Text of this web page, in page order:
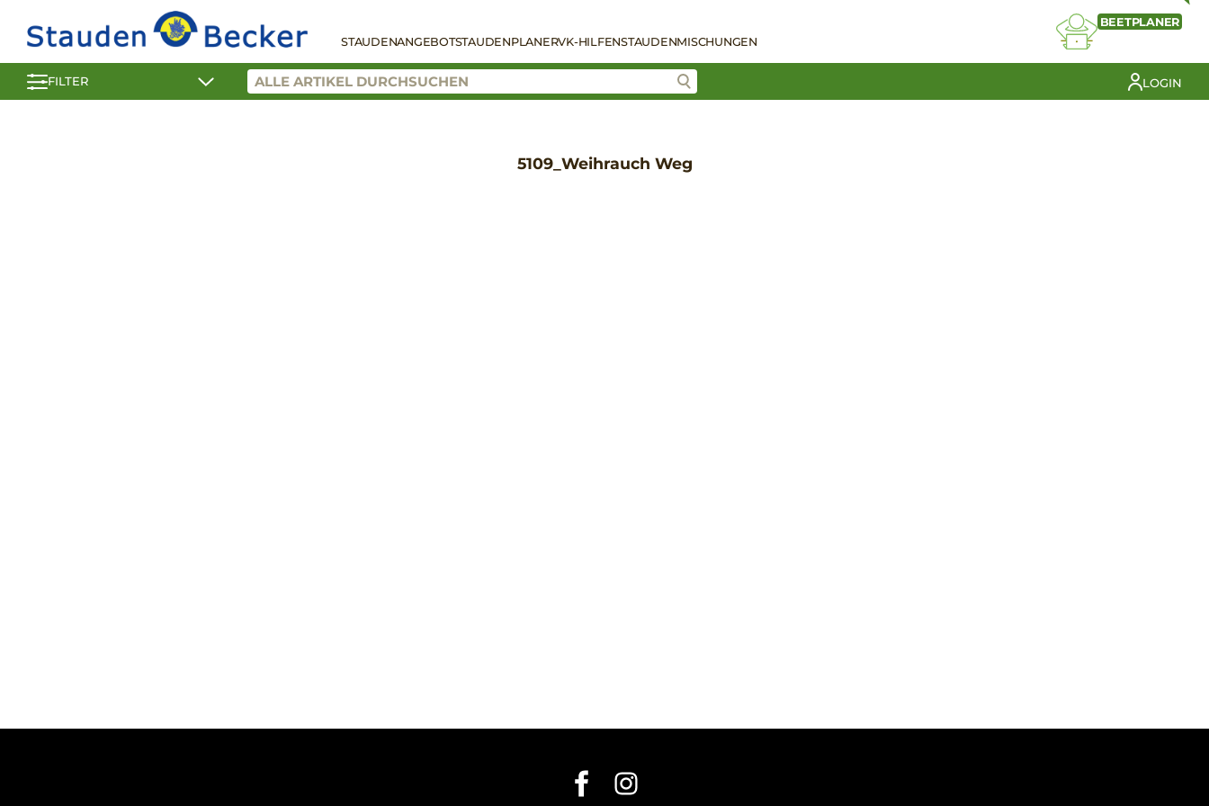
STAUDENANGEBOTSTAUDENPLANERVK-HILFENSTAUDENMISCHUNGEN
BEETPLANER
FILTER LOGIN
5109_Weihrauch Weg